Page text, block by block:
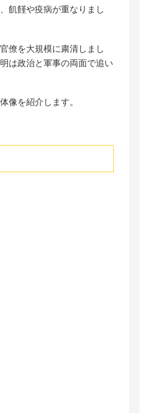
飢饉や疫病が重なりまし
僚を大規模に粛清しまし
は政治と軍事の両面で追い
像を紹介します。